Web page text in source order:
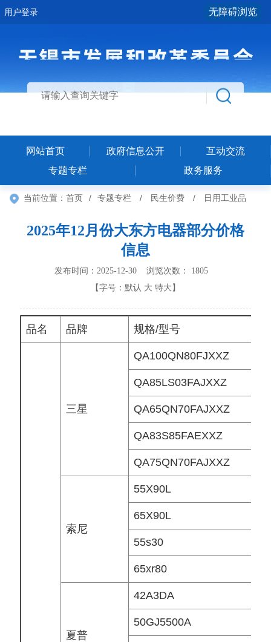
用户登录 无障碍浏览
网站首页 政府信息公开
互动交流
专题专栏
政务服务
当前位置： 首页 / 专题专栏 / 民生价费 / 日用工业品
2025年12月份大东方电器部分价格
信息
发布时间：2025-12-30 浏览次数： 1805
【字号： 默认 大 特大 】
品名 品牌 规格/型号
三星
QA100QN80FJXXZ
QA85LS03FAJXXZ
QA65QN70FAJXXZ
QA83S85FAEXXZ
QA75QN70FAJXXZ
索尼
55X90L
65X90L
55s30
65xr80
夏普
42A3DA
50GJ5500A